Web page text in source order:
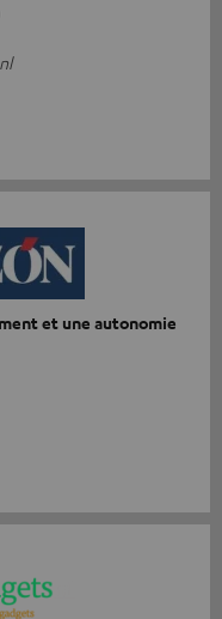
et une autonomie